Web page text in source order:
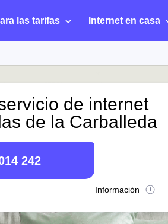
las tarifas Internet en casa
de internet
de la Carballeda
242
Información